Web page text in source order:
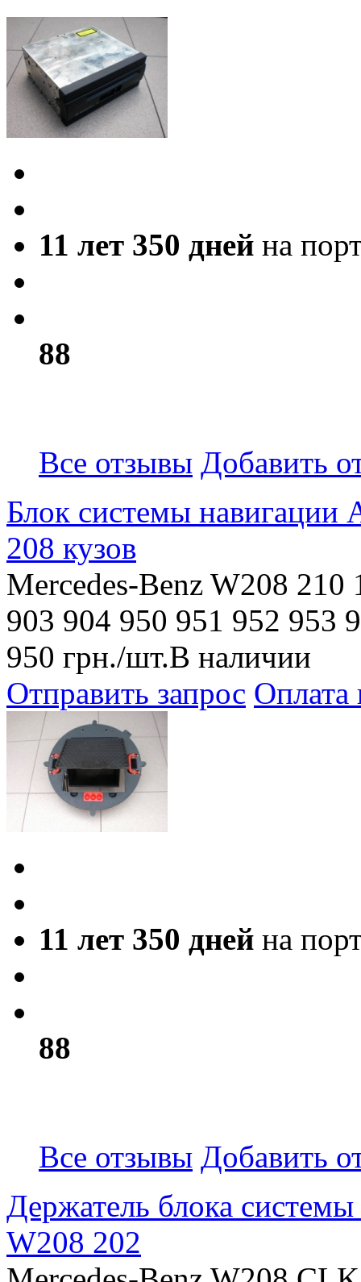
11 лет 350 дней на
88
Все отзывы Добавить
Блок системы навигации
208 кузов
Mercedes-Benz W208
903 904 950 951 952 953
950 грн./шт.В наличии
Отправить запрос Оплата
11 лет 350 дней на
88
Все отзывы Добавить
Держатель блока
W208 202